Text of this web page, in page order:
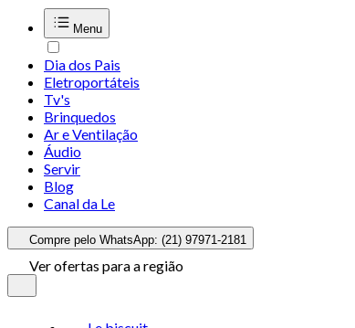
Menu
Dia dos Pais
Eletroportáteis
Tv's
Brinquedos
Ar e Ventilação
Áudio
Servir
Blog
Canal da Le
Compre pelo WhatsApp: (21) 97971-2181
Ver ofertas para a região